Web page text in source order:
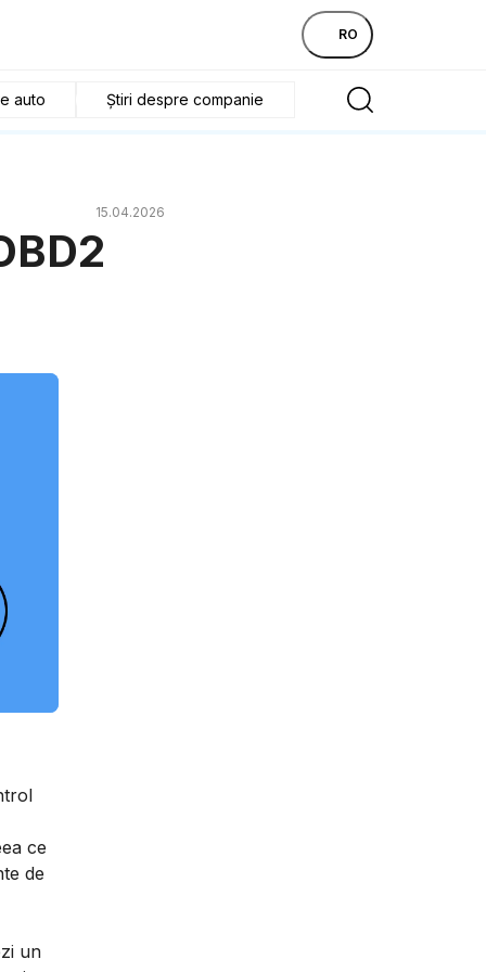
RO
auto Știri despre companie
15.04.2026
ce
de
un